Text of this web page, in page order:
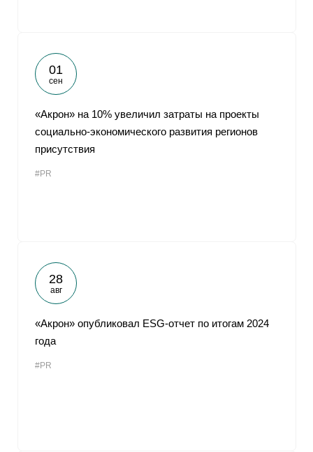
01
сен
«Акрон» на 10% увеличил затраты на проекты
социально-экономического развития регионов
присутствия
#PR
28
авг
«Акрон» опубликовал ESG-отчет по итогам 2024
года
#PR